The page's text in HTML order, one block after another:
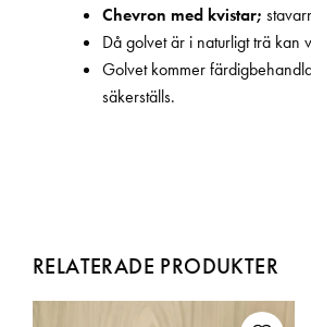
Chevron med kvistar;
Då golvet är i naturligt trä kan
Golvet kommer
säkerställs.
RELATERADE PRODUKTER